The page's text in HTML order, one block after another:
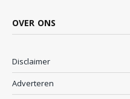
OVER ONS
Disclaimer
Adverteren